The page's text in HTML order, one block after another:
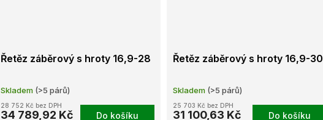
Řetěz záběrový s hroty 16,9-28
Skladem (>5 párů)
28 752 Kč bez DPH
34 789,92 Kč Do košíku
Řetěz záběrový s hroty 16,9-30
Skladem (>5 párů)
25 703 Kč bez DPH
31 100,63 Kč Do košíku